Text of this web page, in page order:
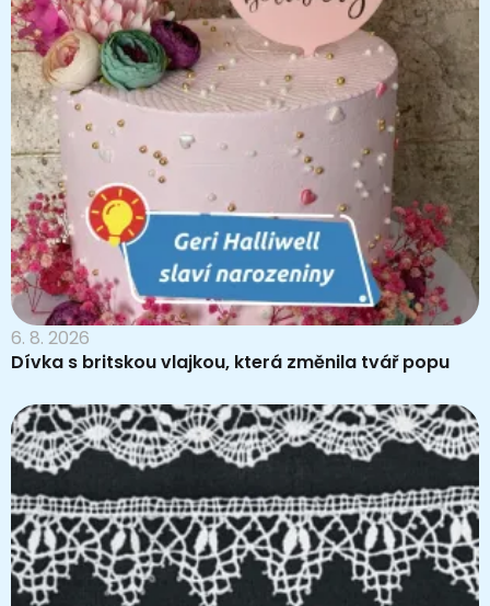
6. 8. 2026
Dívka s britskou vlajkou, která změnila tvář popu